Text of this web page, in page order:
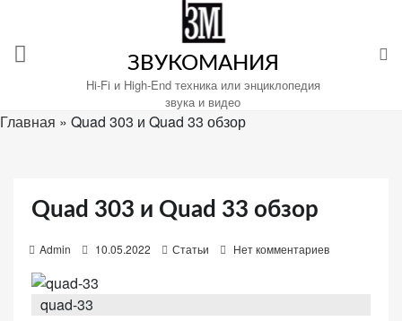
содержимому
ЗВУКОМАНИЯ
Hi-Fi и High-End техника или энциклопедия
звука и видео
Главная » Quad 303 и Quad 33 обзор
Quad 303 и Quad 33 обзор
Admin
s
t
10.05.2022 Статьи Нет комментариев
quad-33
для